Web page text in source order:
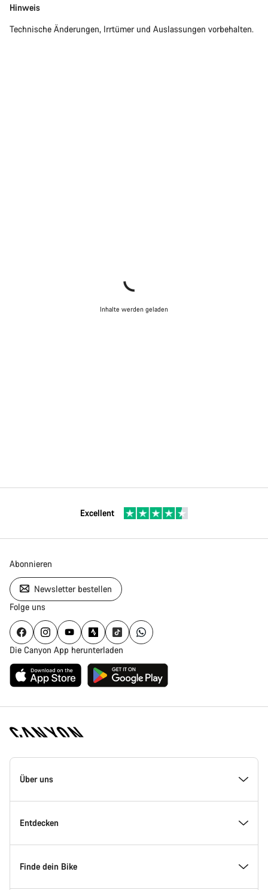
Disclaimer
Hinweis
Technische Änderungen, Irrtümer und Auslassungen vorbehalten.
Inhalte werden geladen
Excellent
Abonnieren
Newsletter bestellen
Folge uns
Die Canyon App herunterladen
Canyon
Homepage
Über uns
Inside Canyon
Innovation bei Canyon
Entdecken
Events
Finde dein Bike